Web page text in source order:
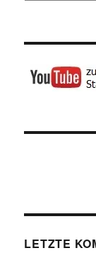
LETZTE